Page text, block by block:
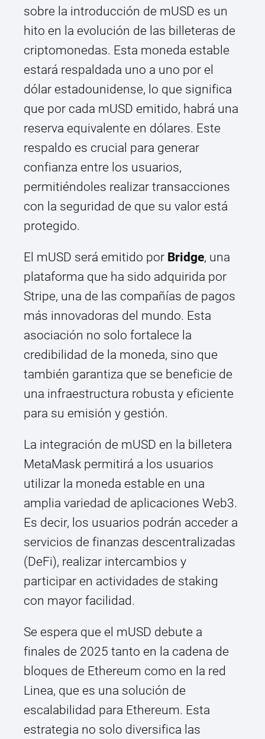
sobre la introducción de mUSD es un
hito en la evolución de las billeteras de
criptomonedas. Esta moneda estable
estará respaldada uno a uno por el
dólar estadounidense, lo que significa
que por cada mUSD emitido, habrá una
reserva equivalente en dólares. Este
respaldo es crucial para generar
confianza entre los usuarios,
permitiéndoles realizar transacciones
con la seguridad de que su valor está
protegido.
El mUSD será emitido por Bridge, una
plataforma que ha sido adquirida por
Stripe, una de las compañías de pagos
más innovadoras del mundo. Esta
asociación no solo fortalece la
credibilidad de la moneda, sino que
también garantiza que se beneficie de
una infraestructura robusta y eficiente
para su emisión y gestión.
La integración de mUSD en la billetera
MetaMask permitirá a los usuarios
utilizar la moneda estable en una
amplia variedad de aplicaciones Web3.
Es decir, los usuarios podrán acceder a
servicios de finanzas descentralizadas
(DeFi), realizar intercambios y
participar en actividades de staking
con mayor facilidad.
Se espera que el mUSD debute a
finales de 2025 tanto en la cadena de
bloques de Ethereum como en la red
Linea, que es una solución de
escalabilidad para Ethereum. Esta
estrategia no solo diversifica las